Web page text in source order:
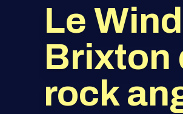
Le
Brixton
rock